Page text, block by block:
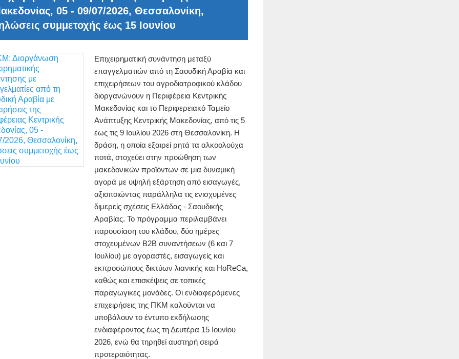
05 - 09/07/2026, Θεσσαλονίκη,
συμμετοχής έως 15 Ιουνίου
Επιχειρηματική συνάντηση μεταξύ
επαγγελματιών από τη Σαουδική Αραβία και
επιχειρήσεων του αγροδιατροφικού κλάδου
διοργανώνουν η Περιφέρεια Κεντρικής
Μακεδονίας και το Περιφερειακό Ταμείο
Ανάπτυξης Κεντρικής Μακεδονίας, από τις 5
έως τις 9 Ιουλίου 2026 στη Θεσσαλονίκη. Η
δράση, η οποία εξαιρεί ρητά τα αλκοολούχα
ποτά, στοχεύει στην προώθηση των
μακεδονικών προϊόντων σε μια δυναμική
αγορά με υψηλή εξάρτηση από εισαγωγές,
αξιοποιώντας παράλληλα τις ενισχυμένες
διμερείς σχέσεις Ελλάδας - Σαουδικής
Αραβίας. Το πρόγραμμα περιλαμβάνει
παρουσίαση του κλάδου, δύο ημέρες
στοχευμένων B2B συναντήσεων (6 και 7
Ιουλίου) με αγοραστές, εισαγωγείς και
εκπροσώπους δικτύων λιανικής και HoReCa,
καθώς και επισκέψεις σε τοπικές
παραγωγικές μονάδες. Οι ενδιαφερόμενες
επιχειρήσεις της ΠΚΜ καλούνται να
υποβάλουν το έντυπο εκδήλωσης
ενδιαφέροντος έως τη Δευτέρα 15 Ιουνίου
2026, ενώ θα τηρηθεί αυστηρή σειρά
προτεραιότητας.